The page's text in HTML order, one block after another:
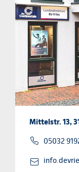
Mittelstr. 13,
05032